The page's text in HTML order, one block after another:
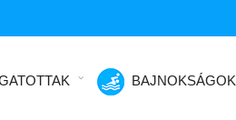
BAJNOKSÁGOK